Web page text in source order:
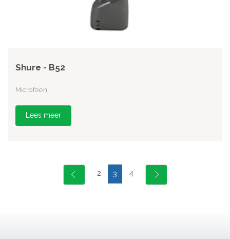
Shure - B52
Microfoon
Lees meer
2 3 4